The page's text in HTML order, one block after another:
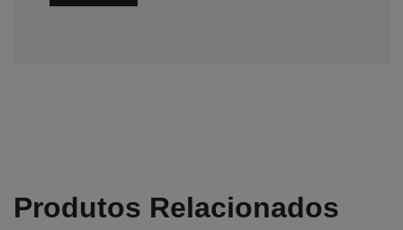
Produtos Relacionados